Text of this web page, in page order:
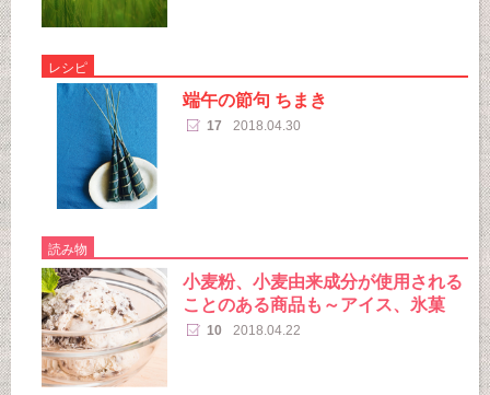
レシピ
端午の節句 ちまき
17 2018.04.30
読み物
小麦粉、小麦由来成分が使用される
ことのある商品も～アイス、氷菓
10 2018.04.22